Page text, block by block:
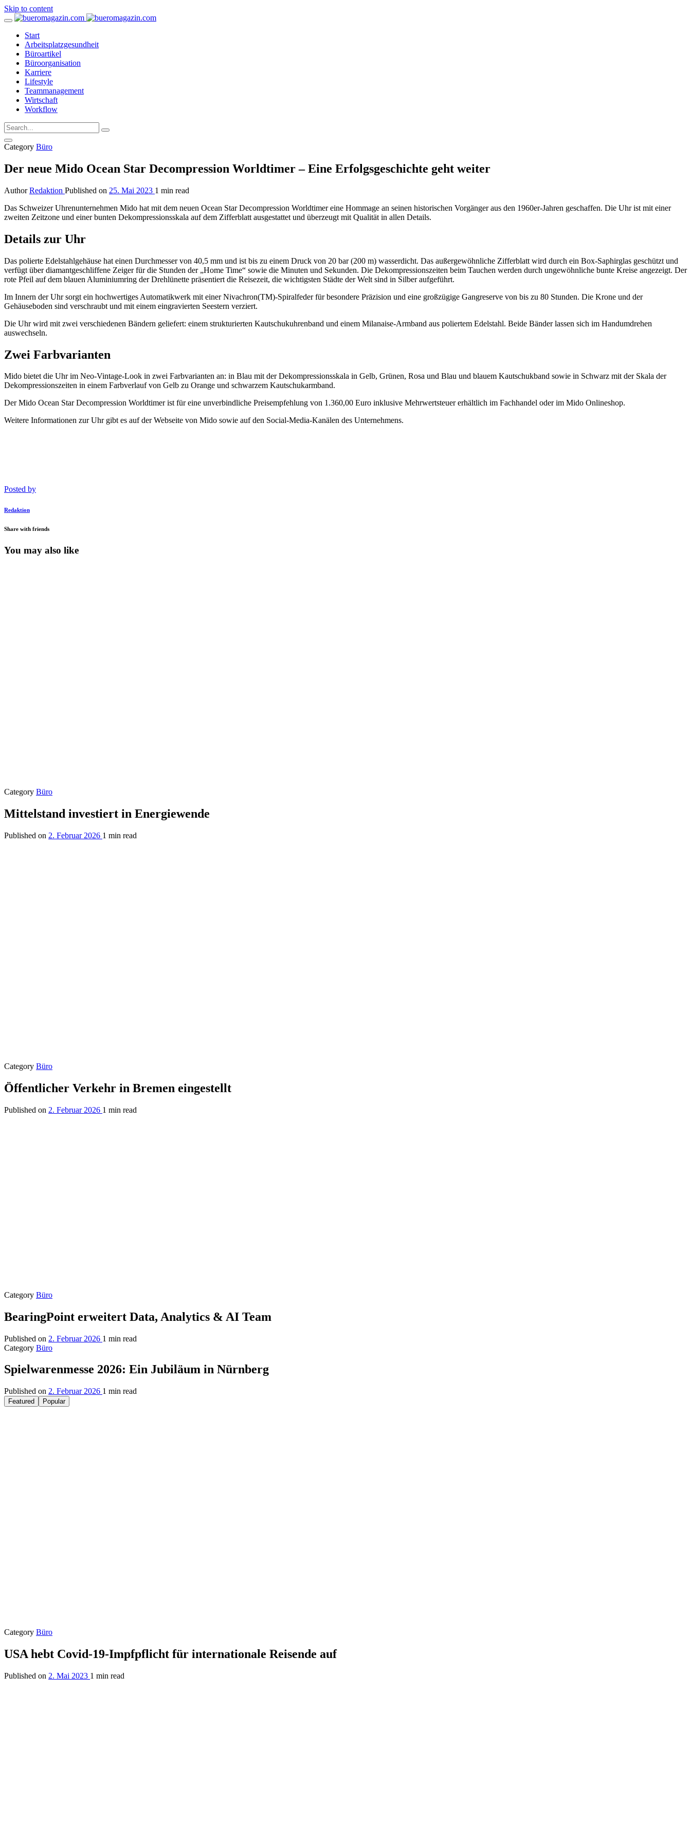
Skip to content
Start
Arbeitsplatzgesundheit
Büroartikel
Büroorganisation
Karriere
Lifestyle
Teammanagement
Wirtschaft
Workflow
Category Büro
Der neue Mido Ocean Star Decompression Worldtimer – Eine Erfolgsgeschichte geht weiter
Author Redaktion Published on 25. Mai 2023 1 min read
Das Schweizer Uhrenunternehmen Mido hat mit dem neuen Ocean Star Decompression Worldtimer eine Hommage an seinen historischen Vorgänger aus den 1960er-Jahren geschaffen. Die Uhr ist mit einer
zweiten Zeitzone und einer bunten Dekompressionsskala auf dem Zifferblatt ausgestattet und überzeugt mit Qualität in allen Details.
Details zur Uhr
Das polierte Edelstahlgehäuse hat einen Durchmesser von 40,5 mm und ist bis zu einem Druck von 20 bar (200 m) wasserdicht. Das außergewöhnliche Zifferblatt wird durch ein Box-Saphirglas geschützt und
verfügt über diamantgeschliffene Zeiger für die Stunden der „Home Time“ sowie die Minuten und Sekunden. Die Dekompressionszeiten beim Tauchen werden durch ungewöhnliche bunte Kreise angezeigt. Der
rote Pfeil auf dem blauen Aluminiumring der Drehlünette präsentiert die Reisezeit, die wichtigsten Städte der Welt sind in Silber aufgeführt.
Im Innern der Uhr sorgt ein hochwertiges Automatikwerk mit einer Nivachron(TM)-Spiralfeder für besondere Präzision und eine großzügige Gangreserve von bis zu 80 Stunden. Die Krone und der
Gehäuseboden sind verschraubt und mit einem eingravierten Seestern verziert.
Die Uhr wird mit zwei verschiedenen Bändern geliefert: einem strukturierten Kautschukuhrenband und einem Milanaise-Armband aus poliertem Edelstahl. Beide Bänder lassen sich im Handumdrehen
auswechseln.
Zwei Farbvarianten
Mido bietet die Uhr im Neo-Vintage-Look in zwei Farbvarianten an: in Blau mit der Dekompressionsskala in Gelb, Grünen, Rosa und Blau und blauem Kautschukband sowie in Schwarz mit der Skala der
Dekompressionszeiten in einem Farbverlauf von Gelb zu Orange und schwarzem Kautschukarmband.
Der Mido Ocean Star Decompression Worldtimer ist für eine unverbindliche Preisempfehlung von 1.360,00 Euro inklusive Mehrwertsteuer erhältlich im Fachhandel oder im Mido Onlineshop.
Weitere Informationen zur Uhr gibt es auf der Webseite von Mido sowie auf den Social-Media-Kanälen des Unternehmens.
Posted by
Redaktion
Share with friends
You may also like
Category Büro
Mittelstand investiert in Energiewende
Published on 2. Februar 2026 1 min read
Category Büro
Öffentlicher Verkehr in Bremen eingestellt
Published on 2. Februar 2026 1 min read
Category Büro
BearingPoint erweitert Data, Analytics & AI Team
Published on 2. Februar 2026 1 min read
Category Büro
Spielwarenmesse 2026: Ein Jubiläum in Nürnberg
Published on 2. Februar 2026 1 min read
Featured Popular
Category Büro
USA hebt Covid-19-Impfpflicht für internationale Reisende auf
Published on 2. Mai 2023 1 min read